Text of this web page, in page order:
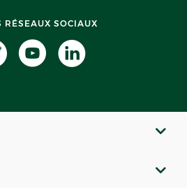
RÉSEAUX SOCIAUX